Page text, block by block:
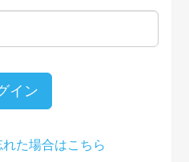
イン
た場合はこちら